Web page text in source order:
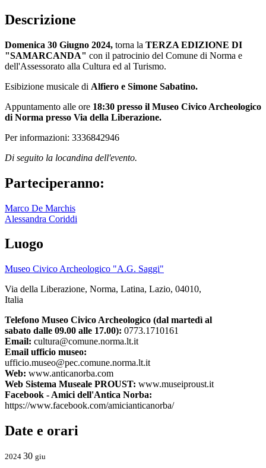
Descrizione
Domenica 30 Giugno 2024, torna la TERZA EDIZIONE DI
"SAMARCANDA" con il patrocinio del Comune di Norma e
dell'Assessorato alla Cultura ed al Turismo.
Esibizione musicale di Alfiero e Simone Sabatino.
Appuntamento alle ore 18:30 presso il Museo Civico Archeologico
di Norma presso Via della Liberazione.
Per informazioni: 3336842946
Di seguito la locandina dell'evento.
Parteciperanno:
Marco De Marchis
Alessandra Coriddi
Luogo
Museo Civico Archeologico "A.G. Saggi"
Via della Liberazione, Norma, Latina, Lazio, 04010,
Italia
Telefono Museo Civico Archeologico (dal martedì al
sabato dalle 09.00 alle 17.00): 0773.1710161
Email: cultura@comune.norma.lt.it
Email ufficio museo:
ufficio.museo@pec.comune.norma.lt.it
Web: www.anticanorba.com
Web Sistema Museale PROUST: www.museiproust.it
Facebook - Amici dell'Antica Norba:
https://www.facebook.com/amicianticanorba/
Date e orari
2024 30 giu